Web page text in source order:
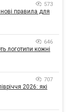
573
правила для
646
логотипи кожні
707
2026: які